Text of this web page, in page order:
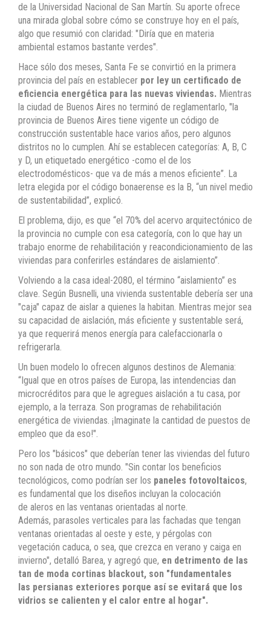
de la Universidad Nacional de San Martín. Su aporte ofrece
una mirada global sobre cómo se construye hoy en el país,
algo que resumió con claridad: "Diría que en materia
ambiental estamos bastante verdes".
Hace sólo dos meses, Santa Fe se convirtió en la primera
provincia del país en establecer por ley un certificado de
eficiencia energética para las nuevas viviendas. Mientras
la ciudad de Buenos Aires no terminó de reglamentarlo, "la
provincia de Buenos Aires tiene vigente un código de
construcción sustentable hace varios años, pero algunos
distritos no lo cumplen. Ahí se establecen categorías: A, B, C
y D, un etiquetado energético -como el de los
electrodomésticos- que va de más a menos eficiente”. La
letra elegida por el código bonaerense es la B, “un nivel medio
de sustentabilidad”, explicó.
El problema, dijo, es que “el 70% del acervo arquitectónico de
la provincia no cumple con esa categoría, con lo que hay un
trabajo enorme de rehabilitación y reacondicionamiento de las
viviendas para conferirles estándares de aislamiento”.
Volviendo a la casa ideal-2080, el término “aislamiento” es
clave. Según Busnelli, una vivienda sustentable debería ser una
"caja" capaz de aislar a quienes la habitan. Mientras mejor sea
su capacidad de aislación, más eficiente y sustentable será,
ya que requerirá menos energía para calefaccionarla o
refrigerarla.
Un buen modelo lo ofrecen algunos destinos de Alemania:
“Igual que en otros países de Europa, las intendencias dan
microcréditos para que le agregues aislación a tu casa, por
ejemplo, a la terraza. Son programas de rehabilitación
energética de viviendas. ¡Imaginate la cantidad de puestos de
empleo que da eso!".
Pero los "básicos" que deberían tener las viviendas del futuro
no son nada de otro mundo. "Sin contar los beneficios
tecnológicos, como podrían ser los paneles fotovoltaicos,
es fundamental que los diseños incluyan la colocación
de aleros en las ventanas orientadas al norte.
Además, parasoles verticales para las fachadas que tengan
ventanas orientadas al oeste y este, y pérgolas con
vegetación caduca, o sea, que crezca en verano y caiga en
invierno", detalló Barea, y agregó que, en detrimento de las
tan de moda cortinas blackout, son "fundamentales
las persianas exteriores porque así se evitará que los
vidrios se calienten y el calor entre al hogar".